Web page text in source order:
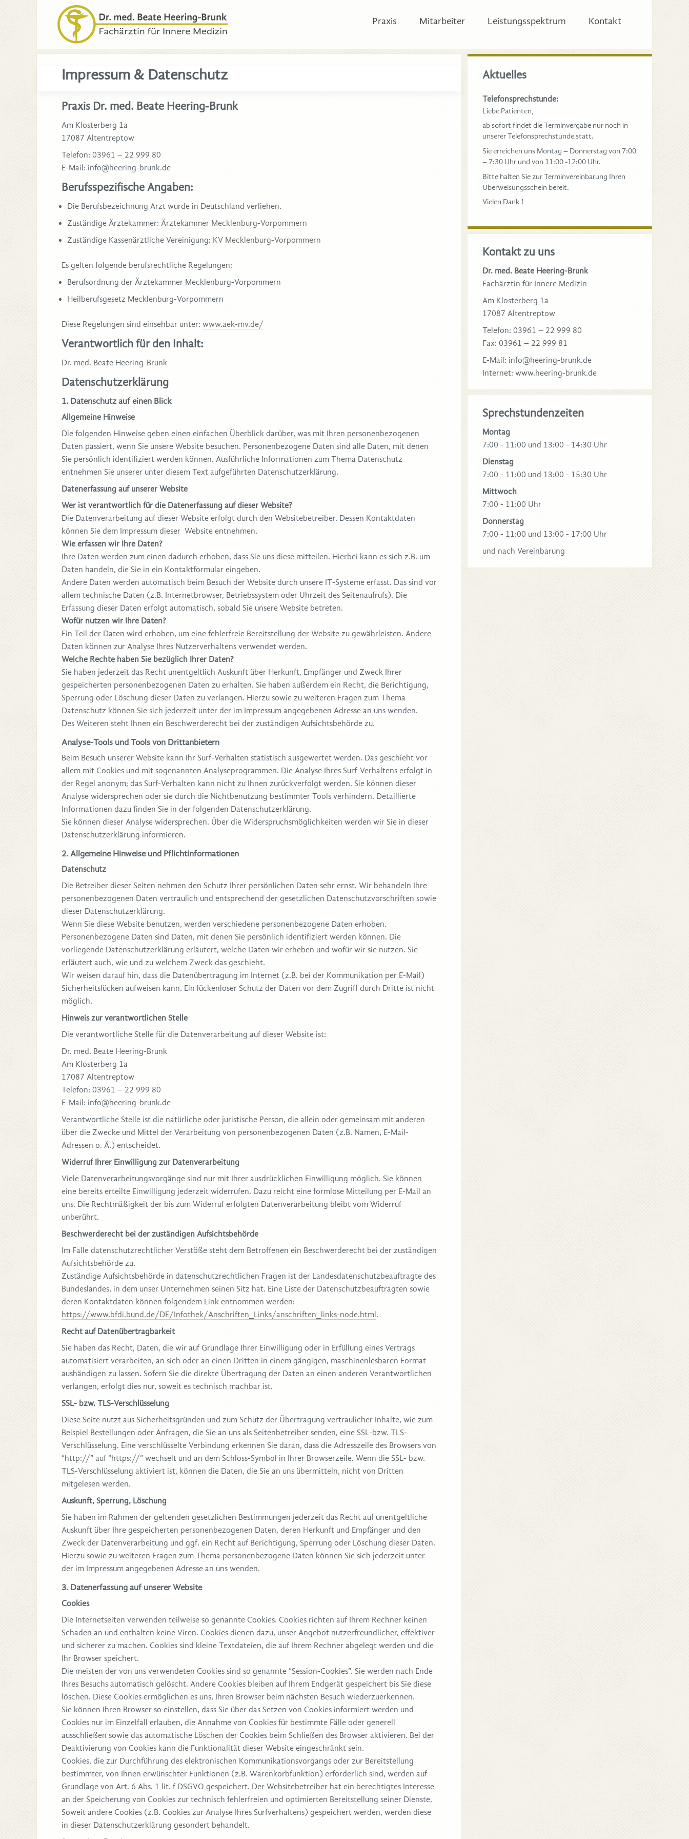
Praxis Mitarbeiter Leistungsspektrum Kontakt
Impressum & Datenschutz
Praxis Dr. med. Beate Heering-Brunk
Am Klosterberg 1a
17087 Altentreptow
Telefon: 03961 – 22 999 80
E-Mail: info@heering-brunk.de
Berufsspezifische Angaben:
Die Berufsbezeichnung Arzt wurde in Deutschland verliehen.
Zuständige Ärztekammer: Ärztekammer Mecklenburg-Vorpommern
Zuständige Kassenärztliche Vereinigung: KV Mecklenburg-Vorpommern
Es gelten folgende berufsrechtliche Regelungen:
Berufsordnung der Ärztekammer Mecklenburg-Vorpommern
Heilberufsgesetz Mecklenburg-Vorpommern
Diese Regelungen sind einsehbar unter: www.aek-mv.de/
Verantwortlich für den Inhalt:
Dr. med. Beate Heering-Brunk
Datenschutzerklärung
1. Datenschutz auf einen Blick
Allgemeine Hinweise
Die folgenden Hinweise geben einen einfachen Überblick darüber, was mit Ihren personenbezogenen
Daten passiert, wenn Sie unsere Website besuchen. Personenbezogene Daten sind alle Daten, mit denen
Sie persönlich identifiziert werden können. Ausführliche Informationen zum Thema Datenschutz
entnehmen Sie unserer unter diesem Text aufgeführten Datenschutzerklärung.
Datenerfassung auf unserer Website
Wer ist verantwortlich für die Datenerfassung auf dieser Website?
Die Datenverarbeitung auf dieser Website erfolgt durch den Websitebetreiber. Dessen Kontaktdaten
können Sie dem Impressum dieser Website entnehmen.
Wie erfassen wir Ihre Daten?
Ihre Daten werden zum einen dadurch erhoben, dass Sie uns diese mitteilen. Hierbei kann es sich z.B. um
Daten handeln, die Sie in ein Kontaktformular eingeben.
Andere Daten werden automatisch beim Besuch der Website durch unsere IT-Systeme erfasst. Das sind vor
allem technische Daten (z.B. Internetbrowser, Betriebssystem oder Uhrzeit des Seitenaufrufs). Die
Erfassung dieser Daten erfolgt automatisch, sobald Sie unsere Website betreten.
Wofür nutzen wir Ihre Daten?
Ein Teil der Daten wird erhoben, um eine fehlerfreie Bereitstellung der Website zu gewährleisten. Andere
Daten können zur Analyse Ihres Nutzerverhaltens verwendet werden.
Welche Rechte haben Sie bezüglich Ihrer Daten?
Sie haben jederzeit das Recht unentgeltlich Auskunft über Herkunft, Empfänger und Zweck Ihrer
gespeicherten personenbezogenen Daten zu erhalten. Sie haben außerdem ein Recht, die Berichtigung,
Sperrung oder Löschung dieser Daten zu verlangen. Hierzu sowie zu weiteren Fragen zum Thema
Datenschutz können Sie sich jederzeit unter der im Impressum angegebenen Adresse an uns wenden.
Des Weiteren steht Ihnen ein Beschwerderecht bei der zuständigen Aufsichtsbehörde zu.
Analyse-Tools und Tools von Drittanbietern
Beim Besuch unserer Website kann Ihr Surf-Verhalten statistisch ausgewertet werden. Das geschieht vor
allem mit Cookies und mit sogenannten Analyseprogrammen. Die Analyse Ihres Surf-Verhaltens erfolgt in
der Regel anonym; das Surf-Verhalten kann nicht zu Ihnen zurückverfolgt werden. Sie können dieser
Analyse widersprechen oder sie durch die Nichtbenutzung bestimmter Tools verhindern. Detaillierte
Informationen dazu finden Sie in der folgenden Datenschutzerklärung.
Sie können dieser Analyse widersprechen. Über die Widerspruchsmöglichkeiten werden wir Sie in dieser
Datenschutzerklärung informieren.
2. Allgemeine Hinweise und Pflichtinformationen
Datenschutz
Die Betreiber dieser Seiten nehmen den Schutz Ihrer persönlichen Daten sehr ernst. Wir behandeln Ihre
personenbezogenen Daten vertraulich und entsprechend der gesetzlichen Datenschutzvorschriften sowie
dieser Datenschutzerklärung.
Wenn Sie diese Website benutzen, werden verschiedene personenbezogene Daten erhoben.
Personenbezogene Daten sind Daten, mit denen Sie persönlich identifiziert werden können. Die
vorliegende Datenschutzerklärung erläutert, welche Daten wir erheben und wofür wir sie nutzen. Sie
erläutert auch, wie und zu welchem Zweck das geschieht.
Wir weisen darauf hin, dass die Datenübertragung im Internet (z.B. bei der Kommunikation per E-Mail)
Sicherheitslücken aufweisen kann. Ein lückenloser Schutz der Daten vor dem Zugriff durch Dritte ist nicht
möglich.
Hinweis zur verantwortlichen Stelle
Die verantwortliche Stelle für die Datenverarbeitung auf dieser Website ist:
Dr. med. Beate Heering-Brunk
Am Klosterberg 1a
17087 Altentreptow
Telefon: 03961 – 22 999 80
E-Mail: info@heering-brunk.de
Verantwortliche Stelle ist die natürliche oder juristische Person, die allein oder gemeinsam mit anderen
über die Zwecke und Mittel der Verarbeitung von personenbezogenen Daten (z.B. Namen, E-Mail-
Adressen o. Ä.) entscheidet.
Widerruf Ihrer Einwilligung zur Datenverarbeitung
Viele Datenverarbeitungsvorgänge sind nur mit Ihrer ausdrücklichen Einwilligung möglich. Sie können
eine bereits erteilte Einwilligung jederzeit widerrufen. Dazu reicht eine formlose Mitteilung per E-Mail an
uns. Die Rechtmäßigkeit der bis zum Widerruf erfolgten Datenverarbeitung bleibt vom Widerruf
unberührt.
Beschwerderecht bei der zuständigen Aufsichtsbehörde
Im Falle datenschutzrechtlicher Verstöße steht dem Betroffenen ein Beschwerderecht bei der zuständigen
Aufsichtsbehörde zu.
Zuständige Aufsichtsbehörde in datenschutzrechtlichen Fragen ist der Landesdatenschutzbeauftragte des
Bundeslandes, in dem unser Unternehmen seinen Sitz hat. Eine Liste der Datenschutzbeauftragten sowie
deren Kontaktdaten können folgendem Link entnommen werden:
https://www.bfdi.bund.de/DE/Infothek/Anschriften_Links/anschriften_links-node.html.
Recht auf Datenübertragbarkeit
Sie haben das Recht, Daten, die wir auf Grundlage Ihrer Einwilligung oder in Erfüllung eines Vertrags
automatisiert verarbeiten, an sich oder an einen Dritten in einem gängigen, maschinenlesbaren Format
aushändigen zu lassen. Sofern Sie die direkte Übertragung der Daten an einen anderen Verantwortlichen
verlangen, erfolgt dies nur, soweit es technisch machbar ist.
SSL- bzw. TLS-Verschlüsselung
Diese Seite nutzt aus Sicherheitsgründen und zum Schutz der Übertragung vertraulicher Inhalte, wie zum
Beispiel Bestellungen oder Anfragen, die Sie an uns als Seitenbetreiber senden, eine SSL-bzw. TLS-
Verschlüsselung. Eine verschlüsselte Verbindung erkennen Sie daran, dass die Adresszeile des Browsers von
“http://” auf “https://” wechselt und an dem Schloss-Symbol in Ihrer Browserzeile. Wenn die SSL- bzw.
TLS-Verschlüsselung aktiviert ist, können die Daten, die Sie an uns übermitteln, nicht von Dritten
mitgelesen werden.
Auskunft, Sperrung, Löschung
Sie haben im Rahmen der geltenden gesetzlichen Bestimmungen jederzeit das Recht auf unentgeltliche
Auskunft über Ihre gespeicherten personenbezogenen Daten, deren Herkunft und Empfänger und den
Zweck der Datenverarbeitung und ggf. ein Recht auf Berichtigung, Sperrung oder Löschung dieser Daten.
Hierzu sowie zu weiteren Fragen zum Thema personenbezogene Daten können Sie sich jederzeit unter
der im Impressum angegebenen Adresse an uns wenden.
3. Datenerfassung auf unserer Website
Cookies
Die Internetseiten verwenden teilweise so genannte Cookies. Cookies richten auf Ihrem Rechner keinen
Schaden an und enthalten keine Viren. Cookies dienen dazu, unser Angebot nutzerfreundlicher, effektiver
und sicherer zu machen. Cookies sind kleine Textdateien, die auf Ihrem Rechner abgelegt werden und die
Ihr Browser speichert.
Die meisten der von uns verwendeten Cookies sind so genannte “Session-Cookies”. Sie werden nach Ende
Ihres Besuchs automatisch gelöscht. Andere Cookies bleiben auf Ihrem Endgerät gespeichert bis Sie diese
löschen. Diese Cookies ermöglichen es uns, Ihren Browser beim nächsten Besuch wiederzuerkennen.
Sie können Ihren Browser so einstellen, dass Sie über das Setzen von Cookies informiert werden und
Cookies nur im Einzelfall erlauben, die Annahme von Cookies für bestimmte Fälle oder generell
ausschließen sowie das automatische Löschen der Cookies beim Schließen des Browser aktivieren. Bei der
Deaktivierung von Cookies kann die Funktionalität dieser Website eingeschränkt sein.
Cookies, die zur Durchführung des elektronischen Kommunikationsvorgangs oder zur Bereitstellung
bestimmter, von Ihnen erwünschter Funktionen (z.B. Warenkorbfunktion) erforderlich sind, werden auf
Grundlage von Art. 6 Abs. 1 lit. f DSGVO gespeichert. Der Websitebetreiber hat ein berechtigtes Interesse
an der Speicherung von Cookies zur technisch fehlerfreien und optimierten Bereitstellung seiner Dienste.
Soweit andere Cookies (z.B. Cookies zur Analyse Ihres Surfverhaltens) gespeichert werden, werden diese
in dieser Datenschutzerklärung gesondert behandelt.
Aktuelles
Telefonsprechstunde:
Liebe Patienten,
ab sofort findet die Terminvergabe nur noch in
unserer Telefonsprechstunde statt.
Sie erreichen uns Montag – Donnerstag von 7:00
– 7:30 Uhr und von 11:00 -12:00 Uhr.
Bitte halten Sie zur Terminvereinbarung Ihren
Überweisungsschein bereit.
Vielen Dank !
Kontakt zu uns
Dr. med. Beate Heering-Brunk
Fachärztin für Innere Medizin
Am Klosterberg 1a
17087 Altentreptow
Telefon: 03961 – 22 999 80
Fax: 03961 – 22 999 81
E-Mail: info@heering-brunk.de
Internet: www.heering-brunk.de
Sprechstundenzeiten
Montag
7:00 - 11:00 und 13:00 - 14:30 Uhr
Dienstag
7:00 - 11:00 und 13:00 - 15:30 Uhr
Mittwoch
7:00 - 11:00 Uhr
Donnerstag
7:00 - 11:00 und 13:00 - 17:00 Uhr
und nach Vereinbarung